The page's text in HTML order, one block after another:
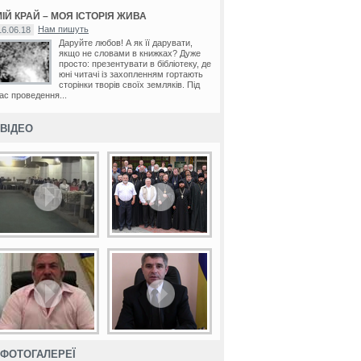
КРАЙ – МОЯ ІСТОРІЯ ЖИВА
Нам пишуть
Даруйте любов! А як її дарувати,
якщо не словами в книжках? Дуже
просто: презентувати в бібліотеку, де
юні читачі із захопленням гортають
сторінки творів своїх земляків. Під
проведення...
ВІДЕО
ФОТОГАЛЕРЕЇ